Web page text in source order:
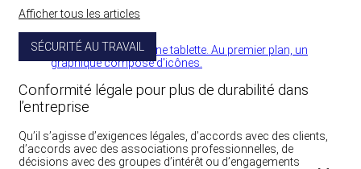
Afficher tous les articles
SÉCURITÉ AU TRAVAIL
Conformité légale pour plus de durabilité dans
l’entreprise
Qu’il s’agisse d’exigences légales, d’accords avec des clients,
d’accords avec des associations professionnelles, de
décisions avec des groupes d’intérêt ou d’engagements